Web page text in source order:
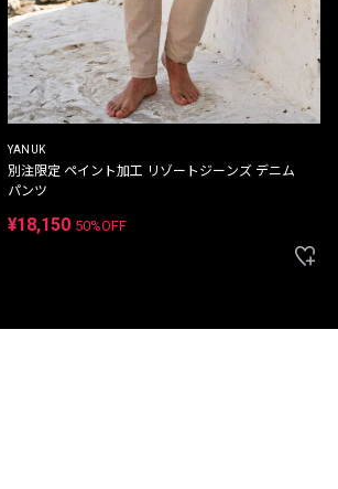
YANUK
別注限定 ペイント加工 リゾートジーンズ デニム
パンツ
¥18,150 50%OFF